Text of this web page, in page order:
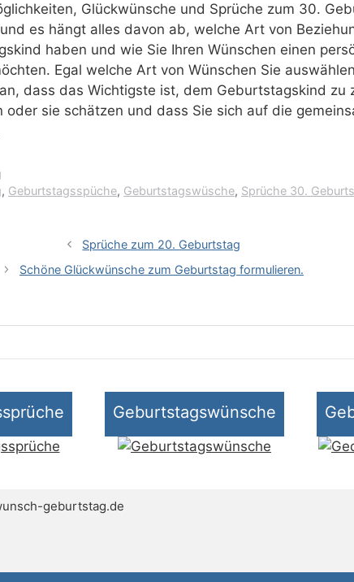
Glückwünsche und Sprüche zum 30.
es hängt alles davon ab, welche Art von
haben und wie Sie Ihren Wünschen einen
Egal welche Art von Wünschen Sie
dass das Wichtigste ist, dem Geburtstagskind zu
oder sie schätzen und dass Sie sich auf die
, Geburtstagsspüche, Geburtstagswüsche, Sprüche 30.
Sprüche zum 20. Geburtstag
Schöne Glückwünsche zum Geburtstag formulieren.
Geburtstagswünsche
geburtstag.de